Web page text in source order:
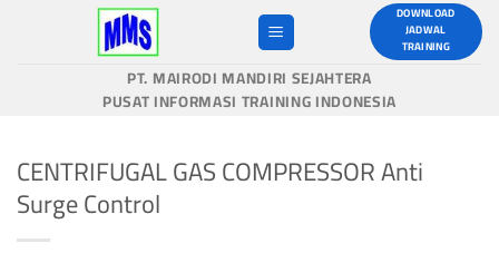
DOWNLOAD
JADWAL
TRAINING
PT. MAIRODI MANDIRI SEJAHTERA
PUSAT INFORMASI TRAINING INDONESIA
CENTRIFUGAL GAS COMPRESSOR Anti
Surge Control